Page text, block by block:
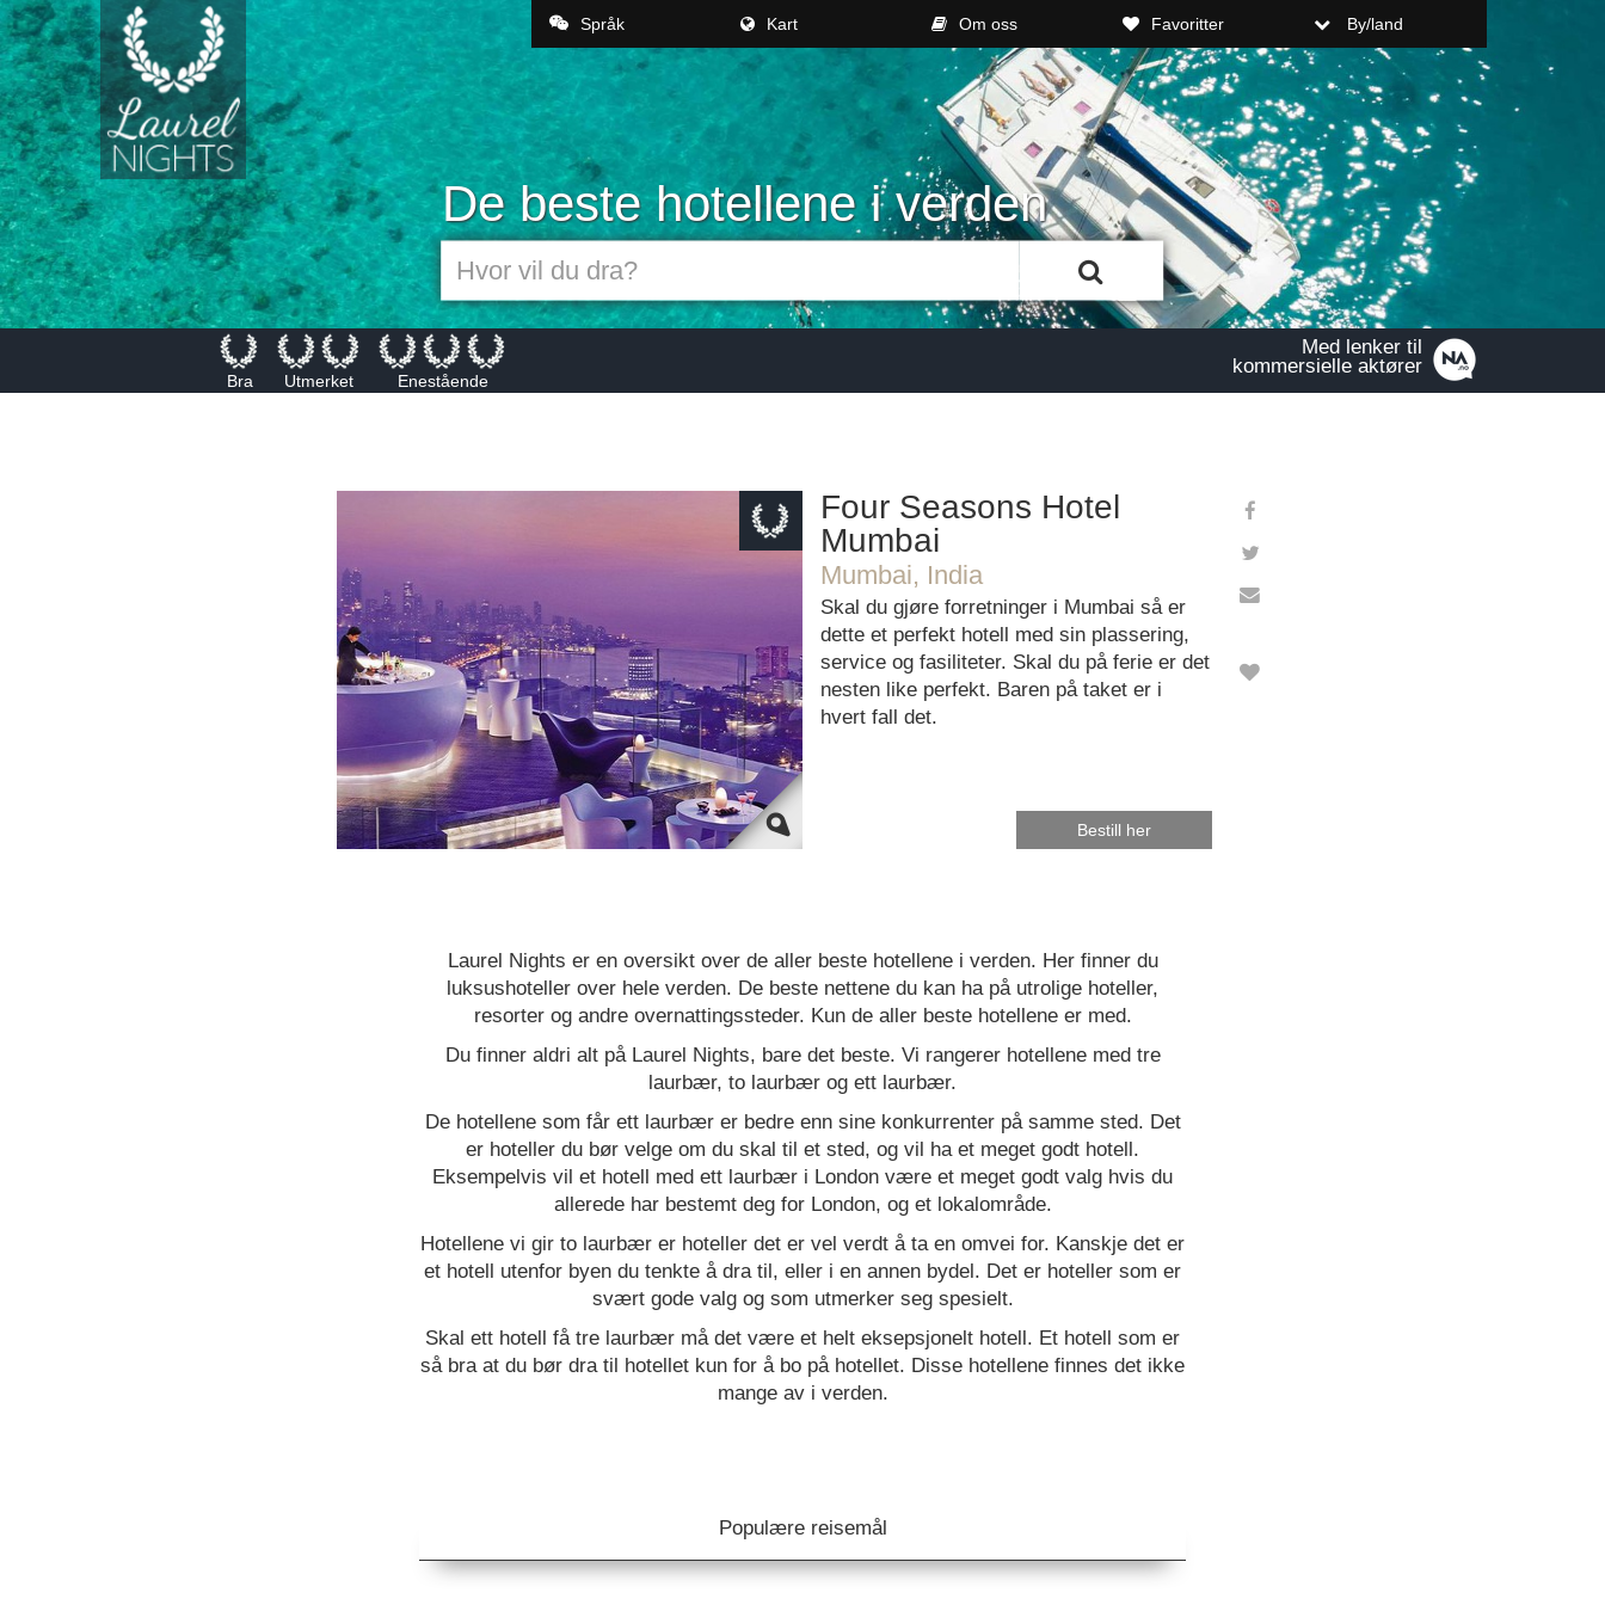
By/land
Favoritter
Om oss
Kart
Språk
De beste hotellene i verden
Bra Utmerket Enestående
Med lenker til
kommersielle aktører
Do you own this website?
OK
Four Seasons Hotel
Mumbai
Mumbai, India
Skal du gjøre forretninger i Mumbai så er
dette et perfekt hotell med sin plassering,
service og fasiliteter. Skal du på ferie er det
nesten like perfekt. Baren på taket er i
hvert fall det.
Bestill her
Laurel Nights er en oversikt over de aller beste hotellene i verden. Her finner du
luksushoteller over hele verden. De beste nettene du kan ha på utrolige hoteller,
resorter og andre overnattingssteder. Kun de aller beste hotellene er med.
Du finner aldri alt på Laurel Nights, bare det beste. Vi rangerer hotellene med tre
laurbær, to laurbær og ett laurbær.
De hotellene som får ett laurbær er bedre enn sine konkurrenter på samme sted. Det
er hoteller du bør velge om du skal til et sted, og vil ha et meget godt hotell.
Eksempelvis vil et hotell med ett laurbær i London være et meget godt valg hvis du
allerede har bestemt deg for London, og et lokalområde.
Hotellene vi gir to laurbær er hoteller det er vel verdt å ta en omvei for. Kanskje det er
et hotell utenfor byen du tenkte å dra til, eller i en annen bydel. Det er hoteller som er
svært gode valg og som utmerker seg spesielt.
Skal ett hotell få tre laurbær må det være et helt eksepsjonelt hotell. Et hotell som er
så bra at du bør dra til hotellet kun for å bo på hotellet. Disse hotellene finnes det ikke
mange av i verden.
Populære reisemål